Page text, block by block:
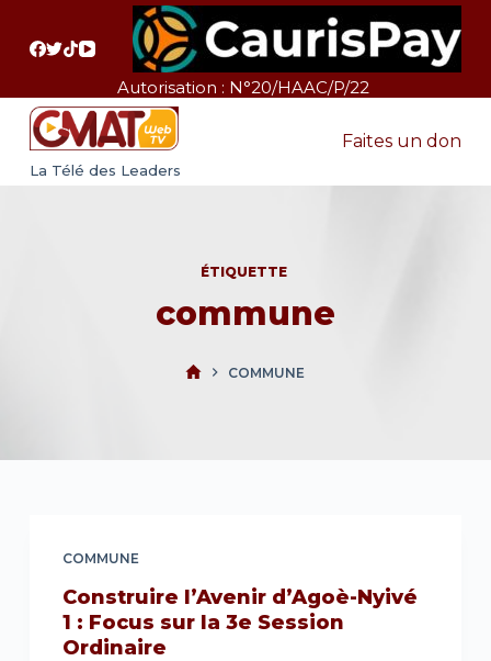
a
Autorisation : N°20/HAAC/P/22
La Télé des Leaders
Faites un don
ÉTIQUETTE
commune
COMMUNE
COMMUNE
Construire l’Avenir d’Agoè-Nyivé
1 : Focus sur la 3e Session
Ordinaire